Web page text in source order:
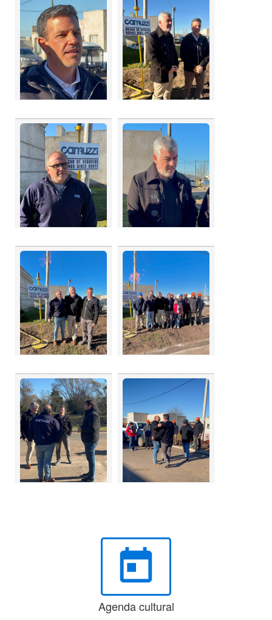
today
Agenda cultural